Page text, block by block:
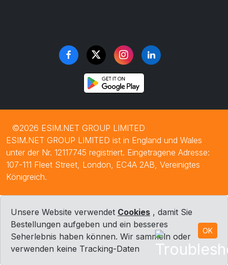
©2026 ESIM.NET GROUP LIMITED
ESIM.NET GROUP LIMITED ist in England und Wales
unter der Nr. 12117745 registriert. Eingetragene Adresse:
107-111 Fleet Street, London, EC4A 2AB, Vereinigtes
Königreich.
Unsere Website verwendet Cookies , damit Sie
Bestellungen aufgeben und ein besseres
Seherlebnis haben können. Wir sammeln oder
verwenden keine Tracking-Daten
OK